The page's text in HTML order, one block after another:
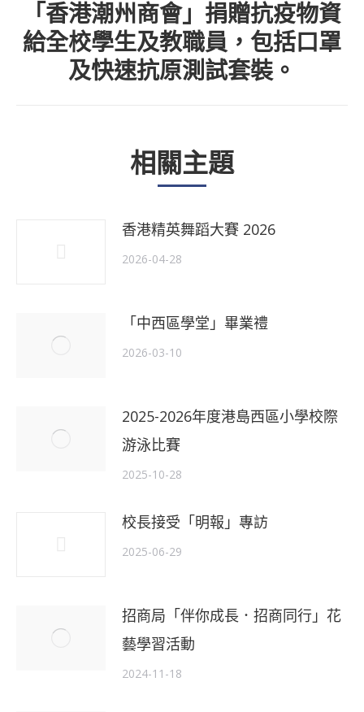
下
一
題
「香港潮州商會」捐贈抗疫物資
給全校學生及教職員，包括口罩
及快速抗原測試套裝。
相關主題
香港精英舞蹈大賽 2026
2026-04-28
「中西區學堂」畢業禮
2026-03-10
2025-2026年度港島西區小學校際
游泳比賽
2025-10-28
校長接受「明報」專訪
2025-06-29
招商局「伴你成長．招商同行」花
藝學習活動
2024-11-18